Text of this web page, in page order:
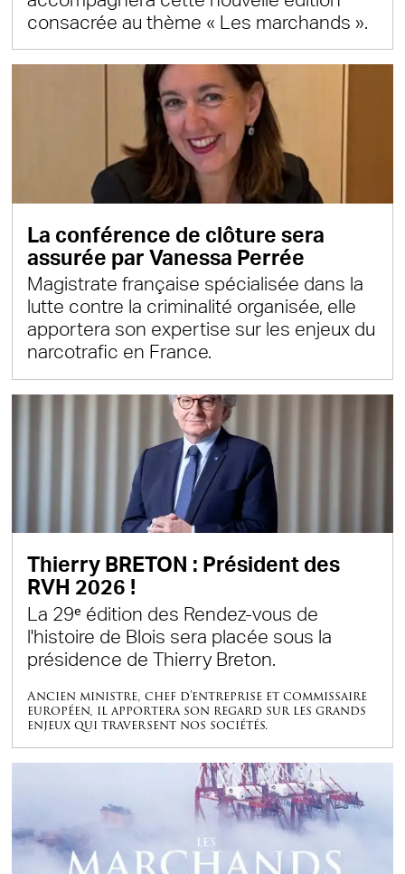
consacrée au thème « Les marchands ».
La conférence de clôture sera
assurée par Vanessa Perrée
Magistrate française spécialisée dans la
lutte contre la criminalité organisée, elle
apportera son expertise sur les enjeux du
narcotrafic en France.
Thierry BRETON : Président des
RVH 2026 !
La 29ᵉ édition des Rendez-vous de
l'histoire de Blois sera placée sous la
présidence de Thierry Breton.
Ancien ministre, chef d'entreprise et commissaire
européen, il apportera son regard sur les grands
enjeux qui traversent nos sociétés.